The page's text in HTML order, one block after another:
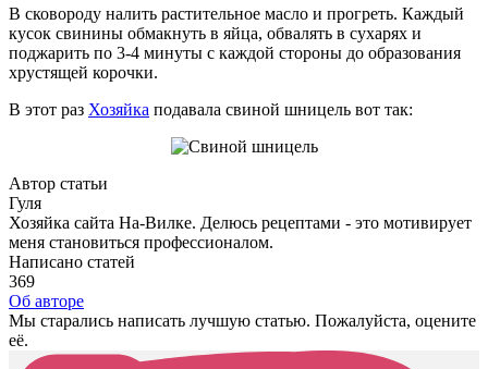
В сковороду налить растительное масло и прогреть. Каждый
кусок свинины обмакнуть в яйца, обвалять в сухарях и
поджарить по 3-4 минуты с каждой стороны до образования
хрустящей корочки.
В этот раз Хозяйка подавала свиной шницель вот так:
Автор статьи
Гуля
Хозяйка сайта На-Вилке. Делюсь рецептами - это мотивирует
меня становиться профессионалом.
Написано статей
369
Об авторе
Мы старались написать лучшую статью. Пожалуйста, оцените
её.